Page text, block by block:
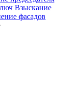
Взыскание
фасадов